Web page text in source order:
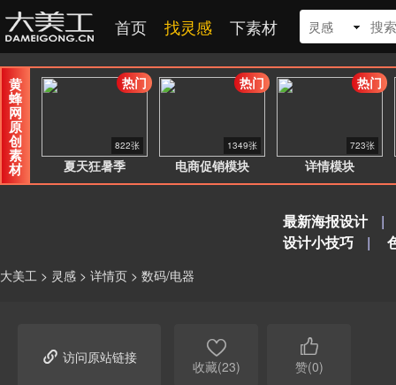
首页 找灵感 下素材 灵感
黄
蜂
网
原
创
素
材 夏天狂暑季
822张
热门
电商促销模块
1349张
热门
详情模块
723张
热门
最新海报设计
|
设计小技巧
|
大美工 > 灵感 > 详情页 > 数码/电器
 访问原站链接 
收藏(23)

赞(0)